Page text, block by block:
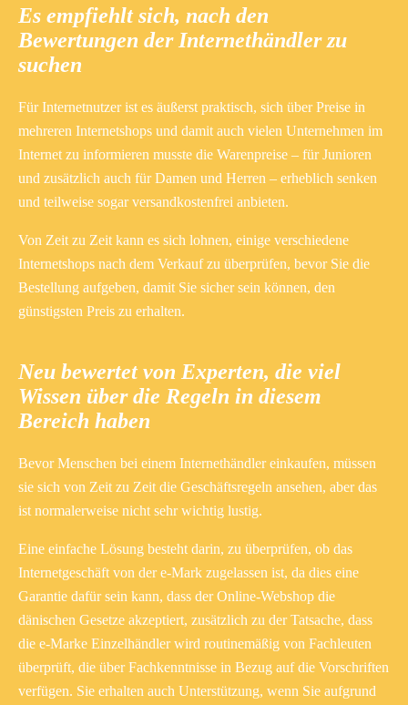
Es empfiehlt sich, nach den
Bewertungen der Internethändler zu
suchen
Für Internetnutzer ist es äußerst praktisch, sich über Preise in
mehreren Internetshops und damit auch vielen Unternehmen im
Internet zu informieren musste die Warenpreise – für Junioren
und zusätzlich auch für Damen und Herren – erheblich senken
und teilweise sogar versandkostenfrei anbieten.
Von Zeit zu Zeit kann es sich lohnen, einige verschiedene
Internetshops nach dem Verkauf zu überprüfen, bevor Sie die
Bestellung aufgeben, damit Sie sicher sein können, den
günstigsten Preis zu erhalten.
Neu bewertet von Experten, die viel
Wissen über die Regeln in diesem
Bereich haben
Bevor Menschen bei einem Internethändler einkaufen, müssen
sie sich von Zeit zu Zeit die Geschäftsregeln ansehen, aber das
ist normalerweise nicht sehr wichtig lustig.
Eine einfache Lösung besteht darin, zu überprüfen, ob das
Internetgeschäft von der e-Mark zugelassen ist, da dies eine
Garantie dafür sein kann, dass der Online-Webshop die
dänischen Gesetze akzeptiert, zusätzlich zu der Tatsache, dass
die e-Marke Einzelhändler wird routinemäßig von Fachleuten
überprüft, die über Fachkenntnisse in Bezug auf die Vorschriften
verfügen. Sie erhalten auch Unterstützung, wenn Sie aufgrund